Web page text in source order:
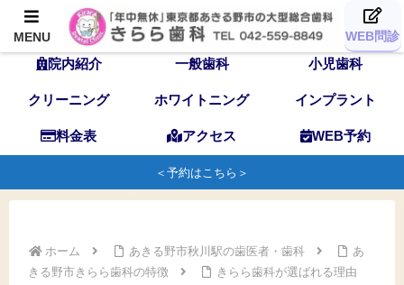
TOP 歯科医師 スタッフ
院内紹介 一般歯科 小児歯科
クリーニング ホワイトニング インプラント
料金表 アクセス WEB予約
＜予約はこちら＞
ホーム あきる野市秋川駅の歯医者・歯科
あ
きる野市きらら歯科の特徴
きらら歯科が選ばれる理由
MENU WEB問診